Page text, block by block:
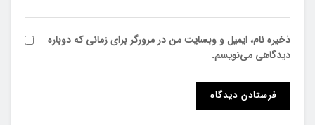
ذخیره نام، ایمیل و وبسایت من در مرورگر برای زمانی که دوباره
دیدگاهی می‌نویسم.